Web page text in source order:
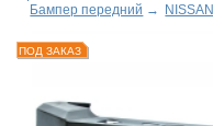
Бампер передний → NISSAN
ПОД ЗАКАЗ